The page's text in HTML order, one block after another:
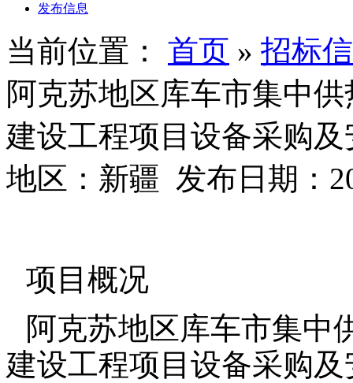
发布信息
当前位置： 首页 » 招标
阿克苏地区库车市集中
建设工程项目设备采购
地区：新疆 发布日期：
项目概况
阿克苏地区库车市集中
建设工程项目设备采购